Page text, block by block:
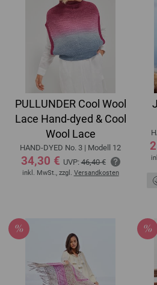
PULLUNDER Cool Wool
Lace Hand-dyed & Cool
Wool Lace
HAND-DYED No. 3 | Modell 12
34,30 € UVP:46,40 €
inkl. MwSt., zzgl. Versandkosten